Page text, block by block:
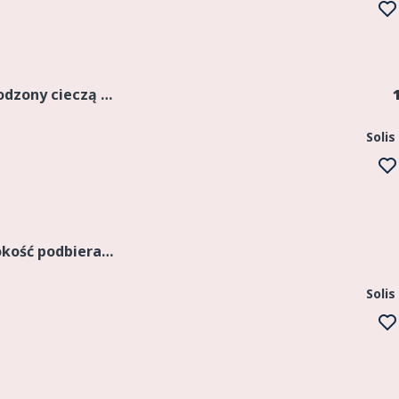
Solis CRDI 3 cyl, poj. 3065 cm 3 chłodzony cieczą poziom emisji Stage V. Układ oczyszczania spalin DOC +DPF.Moc znamionowa silnika ( KW/KM) 37,3/50 przy 2000 obr/min. Maks. moment obrotowy (Nm) 220...
Prasa belująca Solis SLRB-08 Szerokość podbieracza 70 cm Długość beli 70 cm Średnica beli 50 cm Waga beli 14-17 kg Masa maszyny 465 kg Maszyna nowa Rok prod 2025